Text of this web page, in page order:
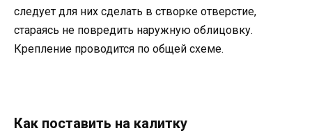
следует для них сделать в створке отверстие,
стараясь не повредить наружную облицовку.
Крепление проводится по общей схеме.
Как поставить на калитку